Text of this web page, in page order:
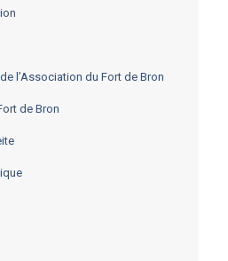
l’Association du Fort de Bron
de Bron